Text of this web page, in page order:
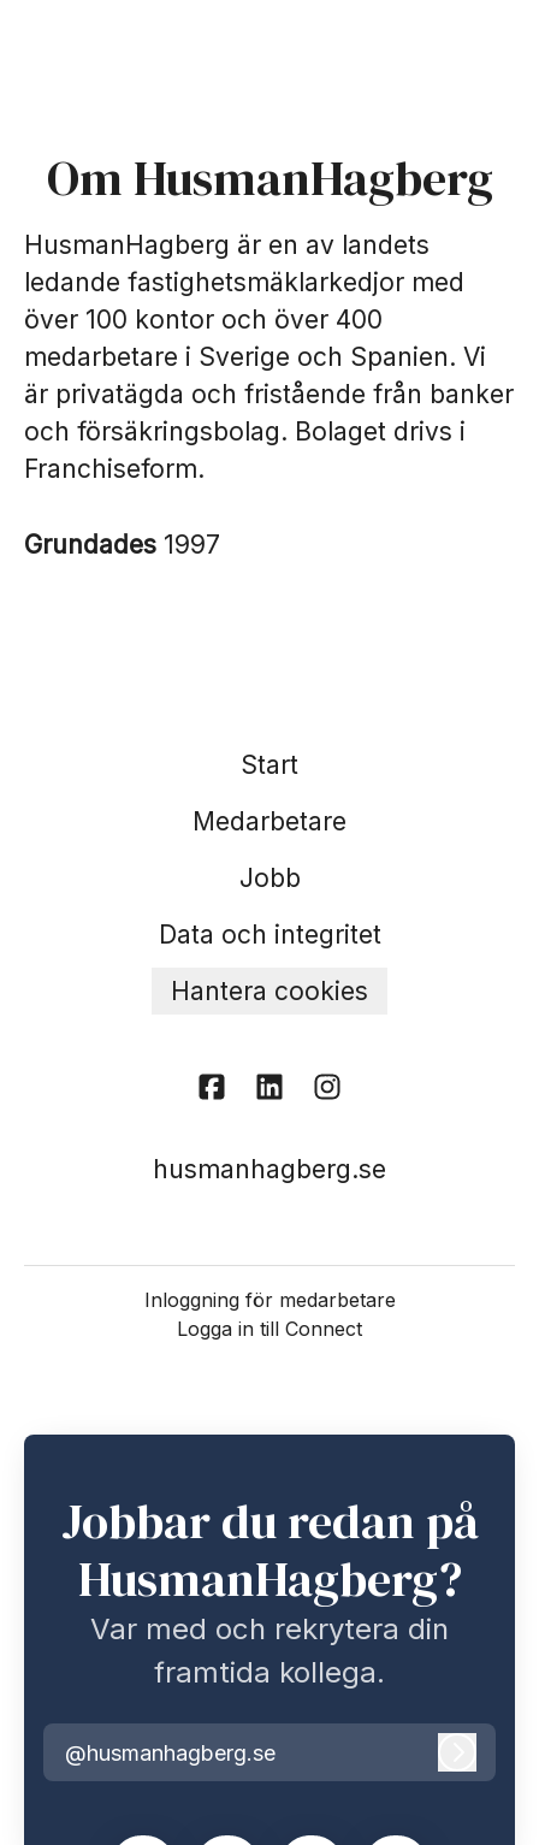
Om HusmanHagberg
HusmanHagberg är en av landets
ledande fastighetsmäklarkedjor med
över 100 kontor och över 400
medarbetare i Sverige och Spanien. Vi
är privatägda och fristående från banker
och försäkringsbolag. Bolaget drivs i
Franchiseform.
Grundades 1997
Start
Medarbetare
Jobb
Data och integritet
Hantera cookies
husmanhagberg.se
Inloggning för medarbetare
Logga in till Connect
Jobbar du redan på
HusmanHagberg?
Var med och rekrytera din
framtida kollega.
@husmanhagberg.se